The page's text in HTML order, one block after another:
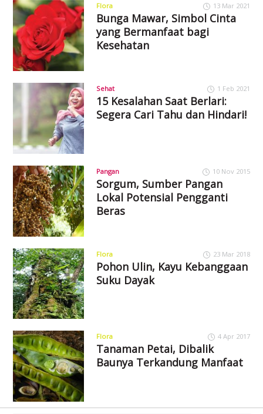
Flora 13 Mar 2021
Bunga Mawar, Simbol Cinta
yang Bermanfaat bagi
Kesehatan
Sehat 1 Feb 2021
15 Kesalahan Saat Berlari:
Segera Cari Tahu dan Hindari!
Pangan 10 Nov 2015
Sorgum, Sumber Pangan
Lokal Potensial Pengganti
Beras
Flora 23 Mar 2018
Pohon Ulin, Kayu Kebanggaan
Suku Dayak
Flora 4 Apr 2017
Tanaman Petai, Dibalik
Baunya Terkandung Manfaat